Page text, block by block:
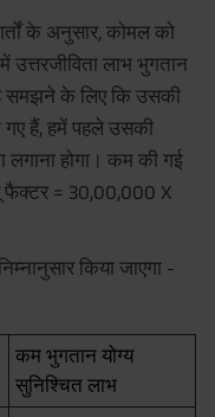
के अनुसार, कोमल को
उत्तरजीविता लाभ भुगतान
समझने के लिए कि उसकी
गए हैं, हमें पहले उसकी
लगाना होगा। कम की गई
फैक्टर = 30,00,000 X
किया जाएगा -
कम भुगतान योग्य
सुनिश्चित लाभ